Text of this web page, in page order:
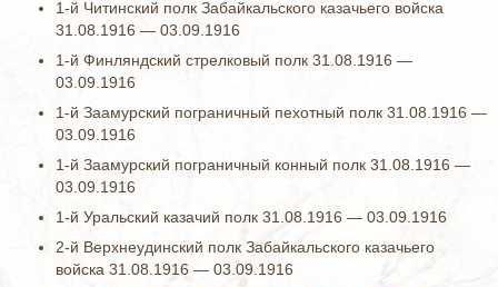
1-й Читинский полк Забайкальского казачьего войска
31.08.1916 — 03.09.1916
1-й Финляндский стрелковый полк 31.08.1916 —
03.09.1916
1-й Заамурский пограничный пехотный полк 31.08.1916 —
03.09.1916
1-й Заамурский пограничный конный полк 31.08.1916 —
03.09.1916
1-й Уральский казачий полк 31.08.1916 — 03.09.1916
2-й Верхнеудинский полк Забайкальского казачьего
войска 31.08.1916 — 03.09.1916